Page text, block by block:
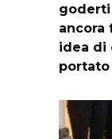
goderti
ancora
idea di
portato